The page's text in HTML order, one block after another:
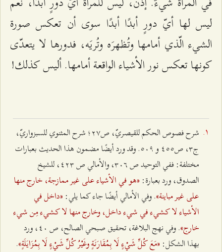
ليس لها أيّ دورٍ أبدًا أبدًا سوى أن تعكس صورة
الشيء الّذي أمامها وتُظهرَه وتُريَه، فدورها لا يتعدّى
كونها تعكس نور الأشياء الواقعة أمامها. أليس كذلك!
شرح فصوص الحكم للقيصريّ، ص٢۷؛ شرح المثنوي للسبزواريّ،
ج٣، ص٤٥٥ و ٥۰٩. وقد ورد أيضًا مضمون هذا الحديث بعبارات
مختلفة: ففي التوحيد ص ٣۰٦، والأمالي ص ٤٢٣، للشيخ
الصدوق، ورد بعبارة: «هو في الأشياء على غير ممازجة، خارج منها
على غير مباينة». وفي الأمالي أيضًا جاء كما يلي: «داخل في
الأشياء لا كشيء في شيء داخل، وخارج منها لا كشيء مِن شيء
خارج»
. وفي نهج البلاغة، تحقيق صبحي الصالح، ص ٤۰، ورد
بهذا الشكل: «مَعَ كُلِّ شَيْءٍ لَا بِمُقَارَنَةٍ وغَيْرُ كُلِّ شَيْءٍ لَا بِمُزَايَلَةٍ».